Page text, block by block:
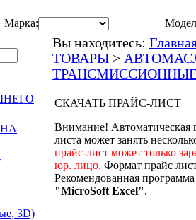
Марка:
3D)
Вы находитесь:
ТОВАРЫ >
СКАЧАТЬ ПРАЙС-ЛИСТ
Внимание! Автоматическая
листа может занять
прайс-лист может только
юр. лицо. Формат прайс
Рекомендованная
"MicroSoft Excel".